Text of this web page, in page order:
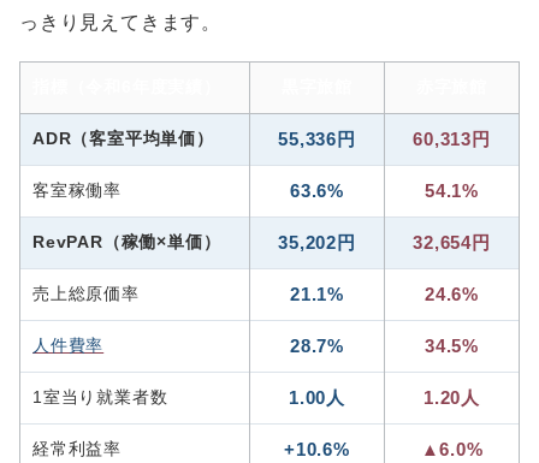
っきり見えてきます。
ADR（客室平均単価） 55,336円 60,313円
客室稼働率 63.6% 54.1%
RevPAR（稼働×単価） 35,202円 32,654円
売上総原価率 21.1% 24.6%
人件費率 28.7% 34.5%
1室当り就業者数 1.00人 1.20人
経常利益率 +10.6% ▲6.0%